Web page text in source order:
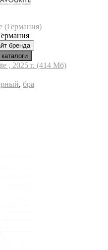
(Германия)
бренда
, 2025 г. (414 Мб)
, бра